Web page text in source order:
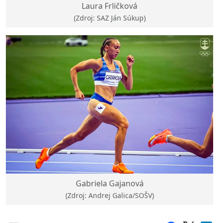
Laura Frličková
(Zdroj: SAZ Ján Súkup)
Gabriela Gajanová
(Zdroj: Andrej Galica/SOŠV)